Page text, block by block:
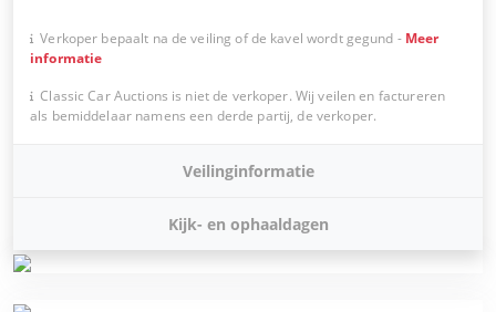
Verkoper bepaalt na de veiling of de kavel wordt gegund - Meer
informatie
Classic Car Auctions is niet de verkoper. Wij veilen en factureren
als bemiddelaar namens een derde partij, de verkoper.
Veilinginformatie
Kijk- en ophaaldagen